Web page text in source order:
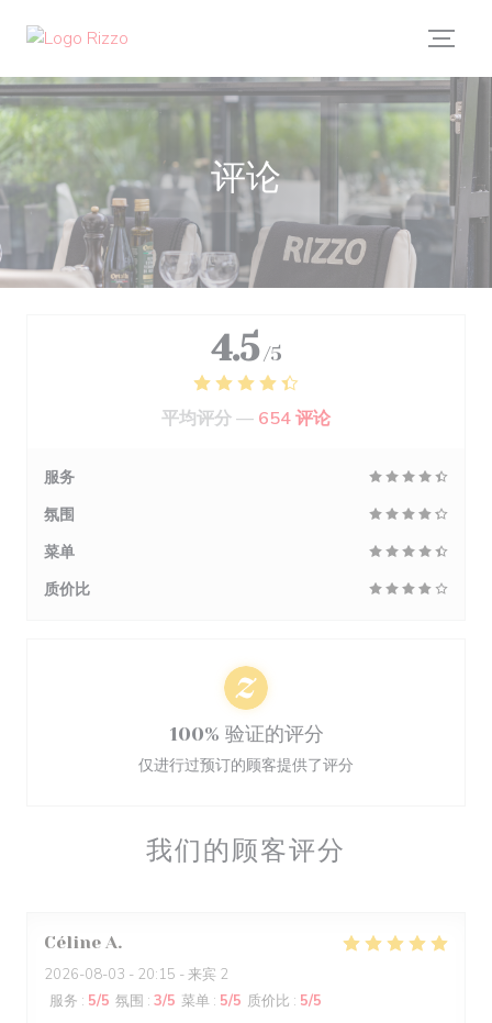
评论
我们的顾客评分
Céline A
2026-08-03 - 20:15 - 来宾 2
服务 : 5/5 氛围 : 3/5 菜单 : 5/5 质价比 : 5/5
4.5 /5
平均评分 — 654 评论
服务
氛围
菜单
质价比
100% 验证的评分
仅进行过预订的顾客提供了评分